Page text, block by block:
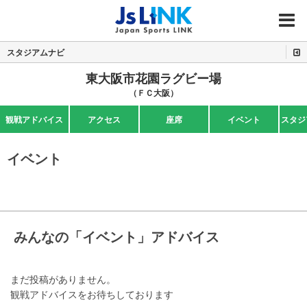
MENU
スタジアムナビ
東大阪市花園ラグビー場
（ＦＣ大阪）
観戦アドバイス アクセス 座席 イベント スタ
イベント
みんなの「イベント」アドバイス
まだ投稿がありません。
観戦アドバイスをお待ちしております